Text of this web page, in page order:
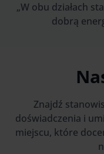
„W obu działach
dobrą
Znajdź
doświadczenia i
miejscu, które